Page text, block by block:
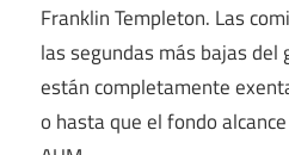
Franklin Templeton. Las
las segundas más bajas del
están completamente
o hasta que el fondo